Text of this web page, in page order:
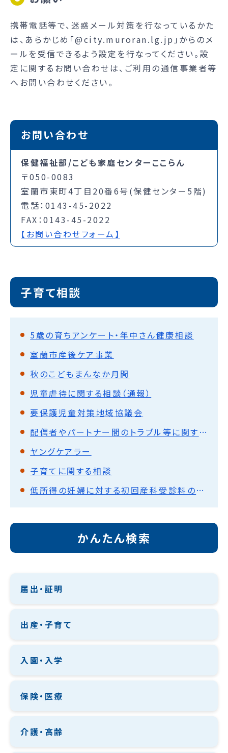
携帯電話等で、迷惑メール対策を行なっているかた
は、あらかじめ「@city.muroran.lg.jp」からのメ
ールを受信できるよう設定を行なってください。設
定に関するお問い合わせは、ご利用の通信事業者等
へお問い合わせください。
お問い合わせ
保健福祉部/こども家庭センターここらん
〒050-0083
室蘭市東町4丁目20番6号(保健センター5階)
電話：0143-45-2022
FAX：0143-45-2022
【お問い合わせフォーム】
子育て相談
5歳の育ちアンケート・年中さん健康相談
室蘭市産後ケア事業
秋のこどもまんなか月間
児童虐待に関する相談（通報）
要保護児童対策地域協議会
配偶者やパートナー間のトラブル等に関する相談
ヤングケアラー
子育てに関する相談
低所得の妊婦に対する初回産科受診料の助成
かんたん検索
届出・証明
出産・子育て
入園・入学
保険・医療
介護・高齢